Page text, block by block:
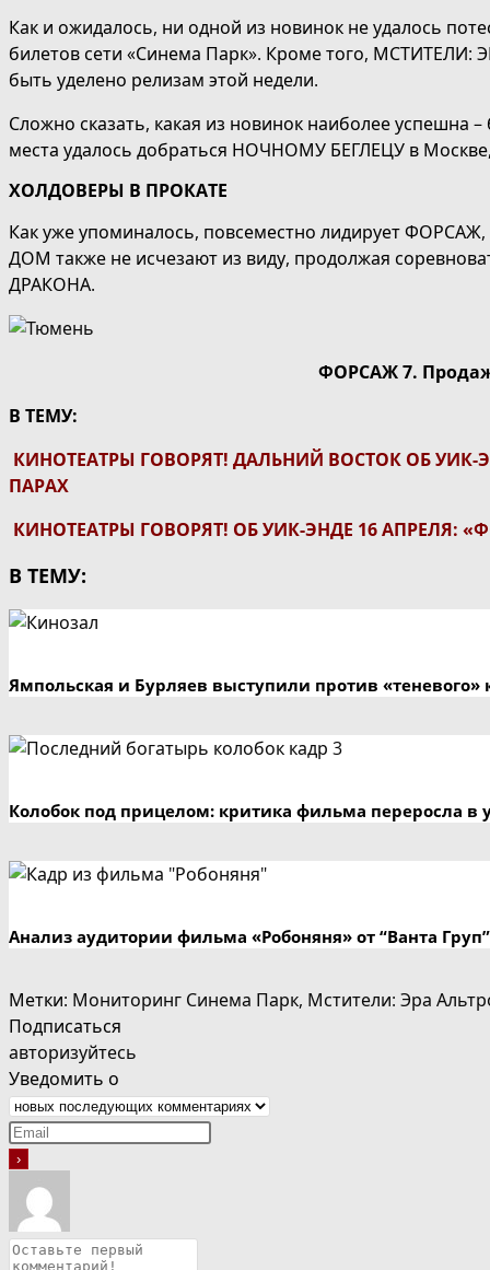
Как и ожидалось, ни одной из новинок не удалось
билетов сети «Синема Парк». Кроме того, МСТИТЕЛИ:
быть уделено релизам этой недели.
Сложно сказать, какая из новинок наиболее успешна
места удалось добраться НОЧНОМУ БЕГЛЕЦУ в
ХОЛДОВЕРЫ В ПРОКАТЕ
Как уже упоминалось, повсеместно лидирует
ДОМ также не исчезают из виду, продолжая
ДРАКОНА.
ФОРСАЖ 7.
В ТЕМУ:
КИНОТЕАТРЫ ГОВОРЯТ! ДАЛЬНИЙ ВОСТОК ОБ
ПАРАХ
КИНОТЕАТРЫ ГОВОРЯТ! ОБ УИК-ЭНДЕ 16 АПРЕЛЯ:
В ТЕМУ:
Ямпольская и Бурляев выступили против «теневого»
Колобок под прицелом: критика фильма переросла в
Анализ аудитории фильма «Робоняня» от “Ванта Груп”
Метки: Мониторинг Синема Парк, Мстители: Эра
Подписаться
авторизуйтесь
Уведомить о